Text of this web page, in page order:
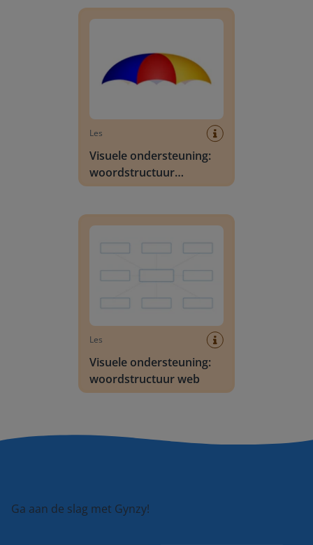
Les
Visuele ondersteuning:
woordstructuur
parachute
Les
Visuele ondersteuning:
woordstructuur web
Ga aan de slag met Gynzy!